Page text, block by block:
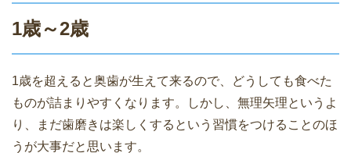
1歳～2歳
1歳を超えると奥歯が生えて来るので、どうしても食べた
ものが詰まりやすくなります。しかし、無理矢理というよ
り、まだ歯磨きは楽しくするという習慣をつけることのほ
うが大事だと思います。